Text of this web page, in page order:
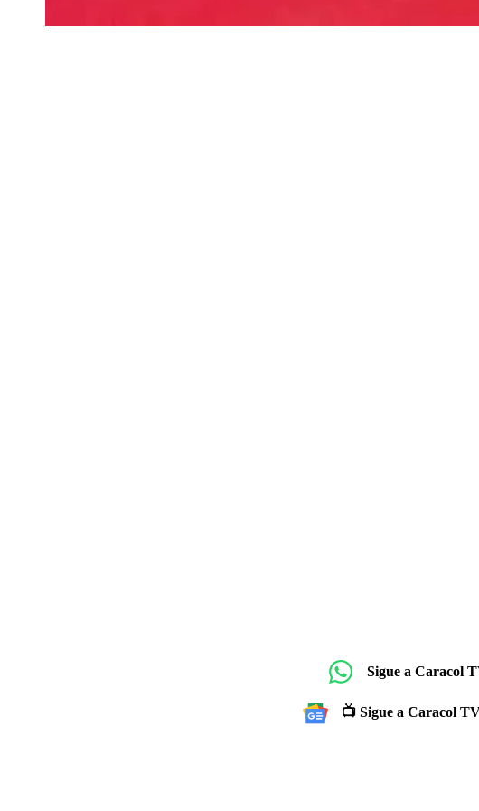
Sigue a Caracol
📺 Sigue a Caracol